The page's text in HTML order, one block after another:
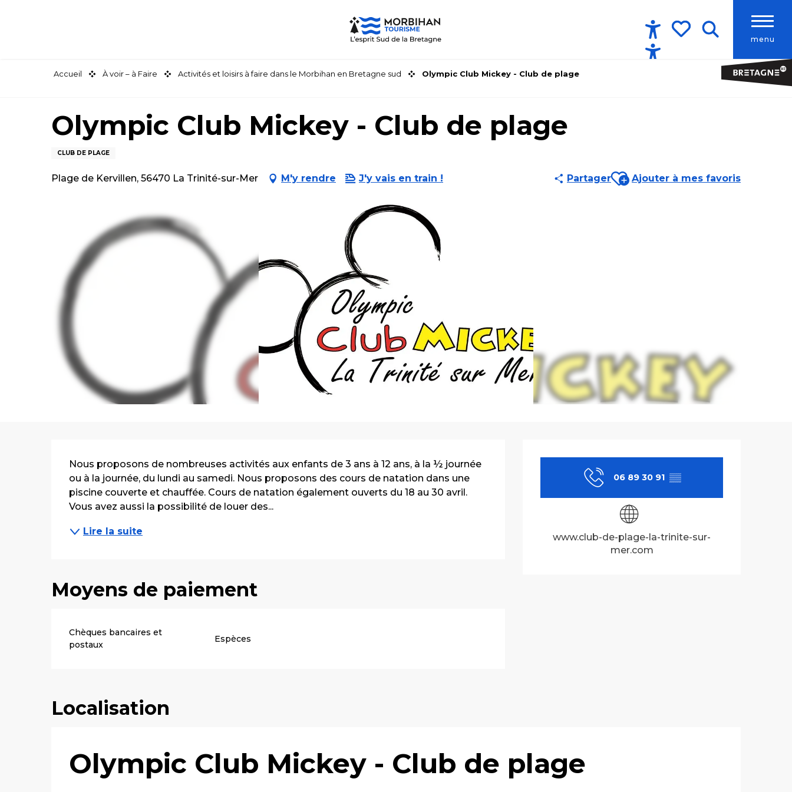
menu
Accessibilité
Accueil À voir – à Faire Activités et loisirs à faire dans le Morbihan en Bretagne sud Olympic Club Mickey - Club de plage
Olympic Club Mickey - Club de plage
CLUB DE PLAGE
Plage de Kervillen, 56470 La Trinité-sur-Mer M'y rendre J'y vais en train ! PartagerAjouter aux favoris
Ajouter à mes favoris
Ouverture et
06 89 30 91 ▒▒
www.club-de-plage-la-trinite-sur-
mer.com
Description
Nous proposons de nombreuses activités aux enfants de 3 ans à 12 ans, à la ½ journée
ou à la journée, du lundi au samedi. Nous proposons des cours de natation dans une
piscine couverte et chauffée. Cours de natation également ouverts du 18 au 30 avril.
Vous avez aussi la possibilité de louer des...
Lire la suite
Moyens de paiement
Chèques bancaires et
postaux
Espèces
Localisation
Olympic Club Mickey - Club de plage